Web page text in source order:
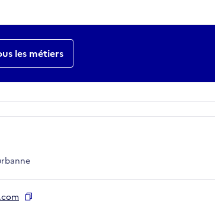
les métiers